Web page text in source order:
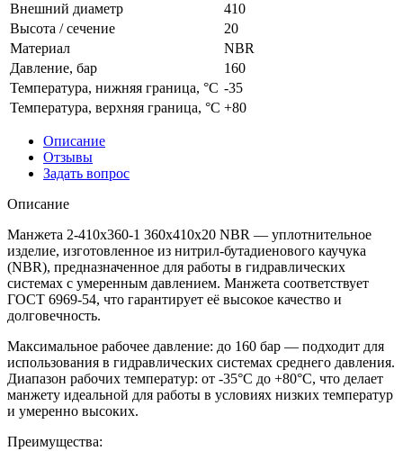
Внешний диаметр
410
Высота / сечение
20
Материал
NBR
Давление, бар
160
Температура, нижняя граница, °C -35
Температура, верхняя граница, °C +80
Описание
Отзывы
Задать вопрос
Описание
Манжета 2-410х360-1 360x410x20 NBR — уплотнительное
изделие, изготовленное из нитрил-бутадиенового каучука
(NBR), предназначенное для работы в гидравлических
системах с умеренным давлением. Манжета соответствует
ГОСТ 6969-54, что гарантирует её высокое качество и
долговечность.
Максимальное рабочее давление: до 160 бар — подходит для
использования в гидравлических системах среднего давления.
Диапазон рабочих температур: от -35°C до +80°C, что делает
манжету идеальной для работы в условиях низких температур
и умеренно высоких.
Преимущества: